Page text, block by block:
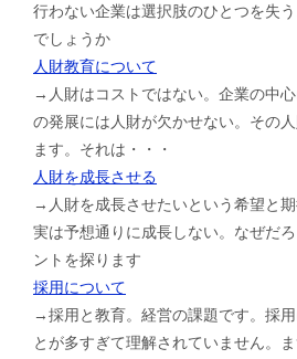
行わない企業は選択肢のひとつを失
でしょうか
人財教育について
→人財はコストではない。企業の中
の発展には人財が欠かせない。その
ます。それは・・・
人財を成長させる
→人財を成長させたいという希望と
実は予想通りに成長しない。なぜだ
ントを探ります
採用について
→採用と教育。経営の課題です。採
とが多すぎて理解されていません。